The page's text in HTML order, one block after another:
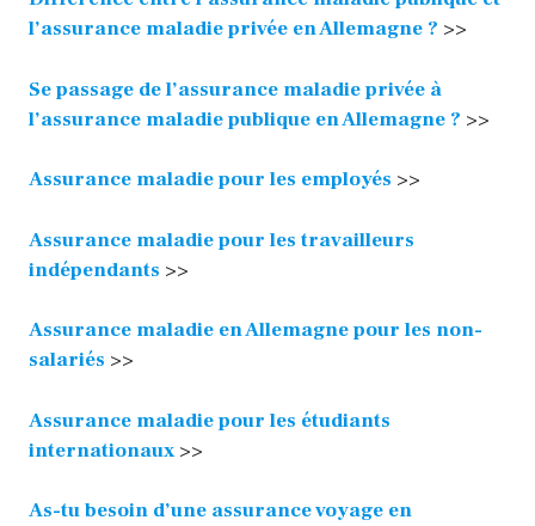
l’assurance maladie privée en Allemagne ? >>
Se passage de l’assurance maladie privée à
l’assurance maladie publique en Allemagne ? >>
Assurance maladie pour les employés >>
Assurance maladie pour les travailleurs
indépendants >>
Assurance maladie en Allemagne pour les non-
salariés >>
Assurance maladie pour les étudiants
internationaux>>
As-tu besoin d’une assurance voyage en